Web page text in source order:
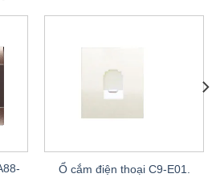
Ổ cắm điện thoại C9-E01.